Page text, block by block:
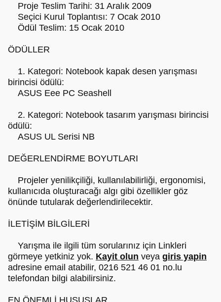
Proje Teslim Tarihi: 31 Aralık 2009
Seçici Kurul Toplantısı: 7 Ocak 2010
Ödül Teslim: 15 Ocak 2010
ÖDÜLLER
1. Kategori: Notebook kapak desen yarışması
birincisi ödülü:
ASUS Eee PC Seashell
2. Kategori: Notebook tasarım yarışması birincisi
ödülü:
ASUS UL Serisi NB
DEĞERLENDİRME BOYUTLARI
Projeler yenilikçiliği, kullanılabilirliği, ergonomisi,
kullanıcıda oluşturacağı algı gibi özellikler göz
önünde tutularak değerlendirilecektir.
İLETİŞİM BİLGİLERİ
Yarışma ile ilgili tüm sorularınız için Linkleri
görmeye yetkiniz yok. Kayit olun veya giris yapin
adresine email atabilir, 0216 521 46 01 no.lu
telefondan bilgi alabilirsiniz.
EN ÖNEMLİ HUSUSLAR